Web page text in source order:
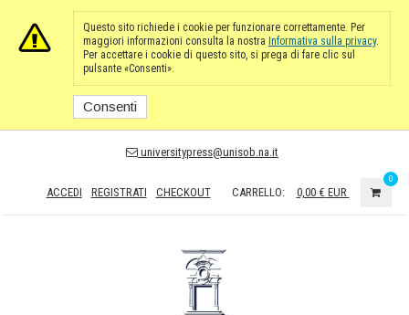
Questo sito richiede i cookie per funzionare correttamente. Per
maggiori informazioni consulta la nostra Informativa sulla privacy.
Per accettare i cookie di questo sito, si prega di fare clic sul
pulsante «Consenti».
Consenti
universitypress@unisob.na.it
ACCEDI REGISTRATI CHECKOUT CARRELLO: 0,00 € EUR
0